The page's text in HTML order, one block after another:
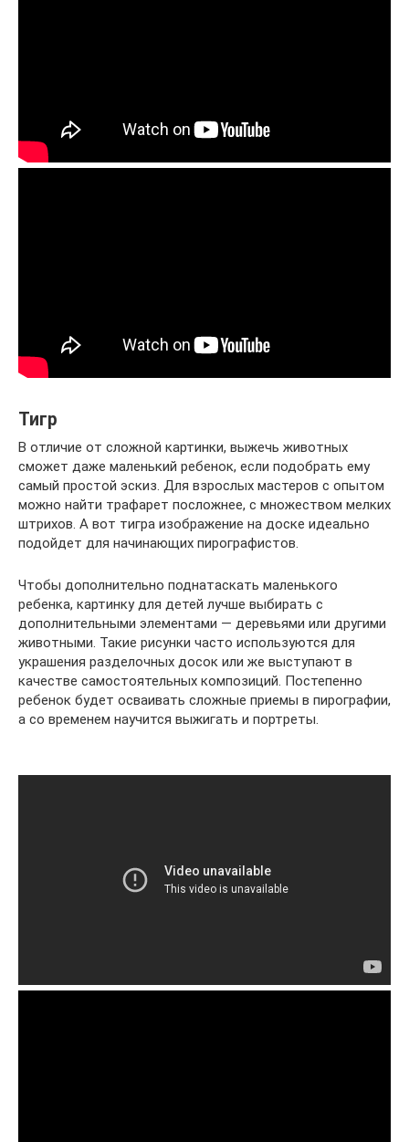
Тигр
В отличие от сложной картинки, выжечь животных
сможет даже маленький ребенок, если подобрать ему
самый простой эскиз. Для взрослых мастеров с опытом
можно найти трафарет посложнее, с множеством мелких
штрихов. А вот тигра изображение на доске идеально
подойдет для начинающих пирографистов.
Чтобы дополнительно поднатаскать маленького
ребенка, картинку для детей лучше выбирать с
дополнительными элементами — деревьями или другими
животными. Такие рисунки часто используются для
украшения разделочных досок или же выступают в
качестве самостоятельных композиций. Постепенно
ребенок будет осваивать сложные приемы в пирографии,
а со временем научится выжигать и портреты.